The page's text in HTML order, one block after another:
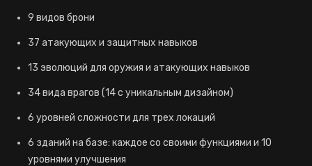
9 видов брони
37 атакующих и защитных навыков
13 эволюций для оружия и атакующих навыков
34 вида врагов (14 с уникальным дизайном)
6 уровней сложности для трех локаций
6 зданий на базе: каждое со своими функциями и 10
уровнями улучшения